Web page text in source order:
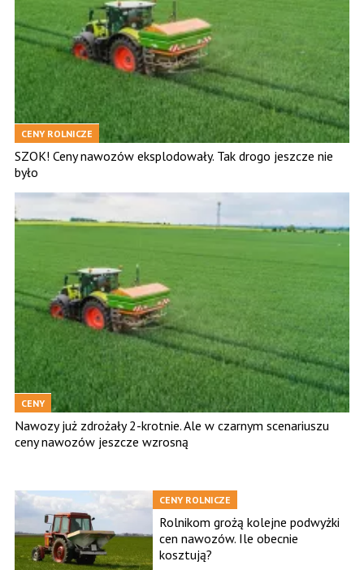
CENY ROLNICZE
SZOK! Ceny nawozów eksplodowały. Tak drogo jeszcze nie
było
CENY
Nawozy już zdrożały 2-krotnie. Ale w czarnym scenariuszu
ceny nawozów jeszcze wzrosną
CENY ROLNICZE
Rolnikom grożą kolejne podwyżki
cen nawozów. Ile obecnie
kosztują?